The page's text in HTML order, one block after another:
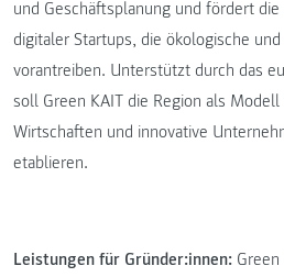
und Geschäftsplanung und fördert
digitaler Startups, die ökologische
vorantreiben. Unterstützt durch das
soll Green KAIT die Region als
Wirtschaften und innovative
etablieren.
Leistungen für Gründer:innen: